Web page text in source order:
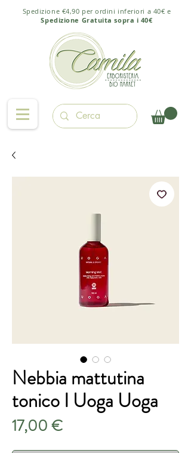
Spedizione €4,90 per ordini inferiori a 40€ e
Spedizione Gratuita sopra i 40€
Nebbia mattutina
tonico I Uoga Uoga
17,00 €Prezzo